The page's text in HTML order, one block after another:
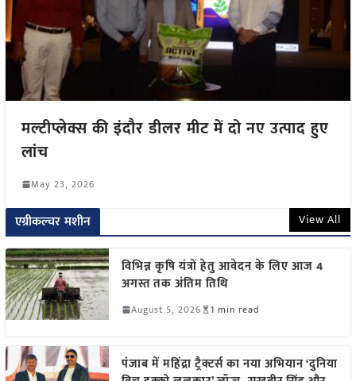
मल्टीप्लेक्स की इंदौर डीलर मीट में दो नए उत्पाद हुए
लांच
May 23, 2026
एग्रीकल्चर मशीन View All
विभिन्न कृषि यंत्रों हेतु आवेदन के लिए आज 4
अगस्त तक अंतिम तिथि
August 5, 2026 1 min read
पंजाब में महिंद्रा ट्रैक्टर्स का नया अभियान ‘दुनिया